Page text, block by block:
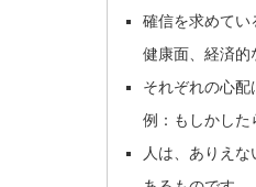
確信を求めてい
健康面、経済的
それぞれの心配
例：もしかした
人は、ありえ